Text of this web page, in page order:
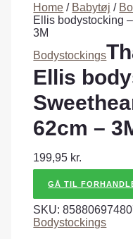
Home / Babytøj /
Ellis bodystocking
3M
Bodystockings
Ellis
62cm –
199,95 kr.
GÅ TIL
SKU:
Bodystockings